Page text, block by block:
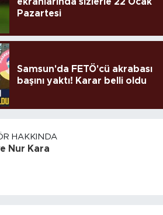
Pazartesi
Samsun'da FETÖ'cü akrabası
başını yaktı! Karar belli oldu
HAKKINDA
Nur Kara